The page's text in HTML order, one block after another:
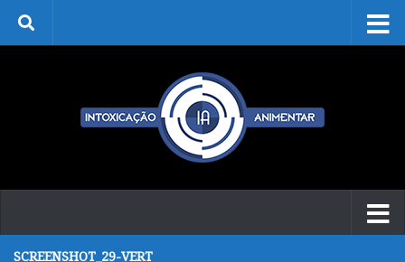
Skip to content
SCREENSHOT_29-VERT